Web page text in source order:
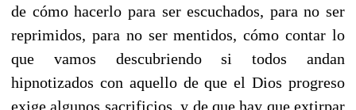
de cómo hacerlo para ser escuchados, para no ser
reprimidos, para no ser mentidos, cómo contar lo
que vamos descubriendo si todos andan
hipnotizados con aquello de que el Dios progreso
exige algunos sacrificios, y de que hay que extirpar